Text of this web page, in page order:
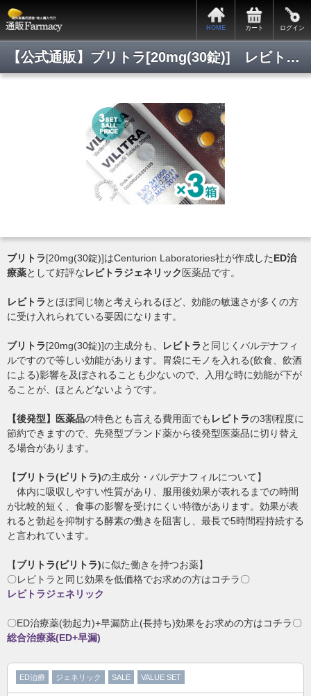
HOME カート ログイン
【公式通販】ブリトラ[20mg(30錠)] レビトラ/最安値通販/正規品保証/即日発送/即日通販/Pmart/通販ファーマシー
ブリトラ[20mg(30錠)]はCenturion Laboratories社が作成したED治
療薬として好評なレビトラジェネリック 医薬品です。
レビトラ とほぼ同じ物と考えられるほど、効能の敏速さが多くの方
に受け入れられている要因になります。
ブリトラ[20mg(30錠)]の主成分も、 レビトラ と同じくバルデナフィ
ルですので等しい効能があります。胃袋にモノを入れる(飲食、飲酒
による)影響を及ぼされることも少ないので、入用な時に効能が下が
ることが、ほとんどないようです。
【後発型】医薬品の特色とも言える費用面でも レビトラの3割程度に
節約できますので、先発型ブランド薬から後発型医薬品に切り替え
る場合があります。
【ブリトラ(ビリトラ)の主成分・バルデナフィルについて】
体内に吸収しやすい性質があり、服用後効果が表れるまでの時間
が比較的短く、食事の影響を受けにくい特徴があります。効果が表
れると勃起を抑制する酵素の働きを阻害し、最長で5時間程持続する
と言われています。
【ブリトラ(ビリトラ)に似た働きを持つお薬】
〇レビトラと同じ効果を低価格でお求めの方はコチラ〇
レビトラジェネリック
〇ED治療薬(勃起力)+早漏防止(長持ち)効果をお求めの方はコチラ〇
総合治療薬(ED+早漏)
ED治療 ジェネリック SALE VALUE SET